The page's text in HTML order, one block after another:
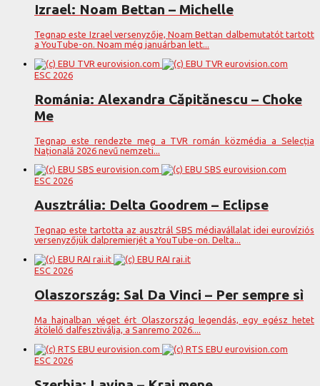
Izrael: Noam Bettan – Michelle
Tegnap este Izrael versenyzője, Noam Bettan dalbemutatót tartott
a YouTube-on. Noam még januárban lett...
ESC 2026
Románia: Alexandra Căpitănescu – Choke
Me
Tegnap este rendezte meg a TVR román közmédia a Selecția
Națională 2026 nevű nemzeti...
ESC 2026
Ausztrália: Delta Goodrem – Eclipse
Tegnap este tartotta az ausztrál SBS médiavállalat idei eurovíziós
versenyzőjük dalpremierjét a YouTube-on. Delta...
ESC 2026
Olaszország: Sal Da Vinci – Per sempre sì
Ma hajnalban véget ért Olaszország legendás, egy egész hetet
átölelő dalfesztiválja, a Sanremo 2026....
ESC 2026